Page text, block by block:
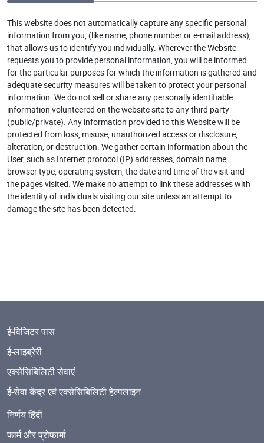
This website does not automatically capture any specific personal
information from you, (like name, phone number or e-mail address),
that allows us to identify you individually. Wherever the Website
requests you to provide personal information, you will be informed
for the particular purposes for which the information is gathered and
adequate security measures will be taken to protect your personal
information. We do not sell or share any personally identifiable
information volunteered on the website site to any third party
(public/private). Any information provided to this Website will be
protected from loss, misuse, unauthorized access or disclosure,
alteration, or destruction. We gather certain information about the
User, such as Internet protocol (IP) addresses, domain name,
browser type, operating system, the date and time of the visit and
the pages visited. We make no attempt to link these addresses with
the identity of individuals visiting our site unless an attempt to
damage the site has been detected.
ई-विजिटर पास
ई-लाइब्रेरी
एक्सेसिबिलिटी सेवाएं
ई-सेवा केंद्र एवं एक्सेसिबिलिटी हेल्पलाइन
निर्णय हिंदी
फार्म और प्रोफार्मा